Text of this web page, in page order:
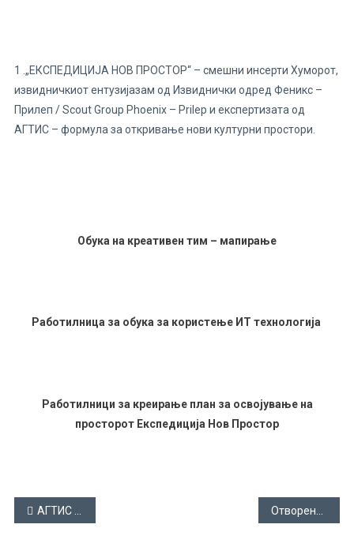
1 .„ЕКСПЕДИЦИЈА НОВ ПРОСТОР“ – смешни инсерти Хуморот,
извидничкиот ентузијазам од Извиднички одред Феникс –
Прилеп / Scout Group Phoenix – Prilep и експертизата од
АГТИС – формула за откривање нови културни простори.
Обука на креативен тим – мапирање
Работилница за обука за користење ИТ технологија
Работилници за креирање план за освојување на
просторот Експедиција Нов Простор
Навигација
АГТИС во медиумите